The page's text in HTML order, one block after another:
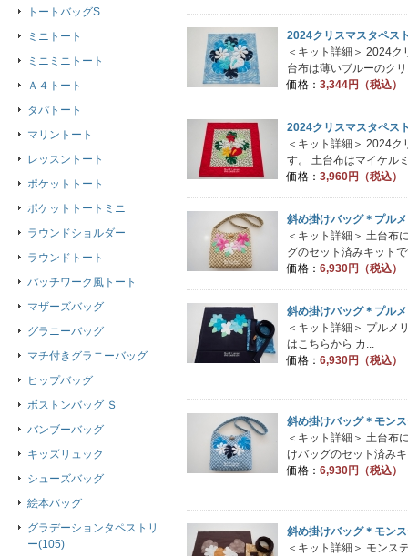
2024クリスマスタペス
＜キット詳細＞ 2024
台布は薄いブルーのク
価格： 3,344円（税込）
2024クリスマスタペス
＜キット詳細＞ 2024
す。 土台布はマイケル
価格： 3,960円（税込）
斜め掛けバッグ＊プル
＜キット詳細＞ 土台布
グのセット済みキット
価格： 6,930円（税込）
斜め掛けバッグ＊プル
＜キット詳細＞ プルメ
はこちらから カ...
価格： 6,930円（税込）
斜め掛けバッグ＊モン
＜キット詳細＞ 土台布
けバッグのセット済み
価格： 6,930円（税込）
斜め掛けバッグ＊モン
＜キット詳細＞ モンス
トートバッグS
ミニトート
ミニミニトート
Ａ４トート
タパトート
マリントート
レッスントート
ポケットトート
ポケットトートミニ
ラウンドショルダー
ラウンドトート
パッチワーク風トート
マザーズバッグ
グラニーバッグ
マチ付きグラニーバッグ
ヒップバッグ
ボストンバッグ Ｓ
バンブーバッグ
キッズリュック
シューズバッグ
絵本バッグ
グラデーションタペストリ
ー(105)